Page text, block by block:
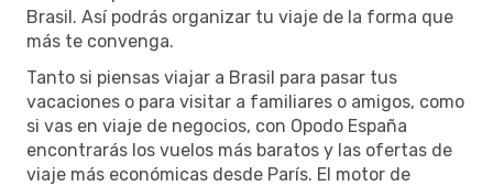
Brasil. Así podrás organizar tu viaje de la forma que
más te convenga.
Tanto si piensas viajar a Brasil para pasar tus
vacaciones o para visitar a familiares o amigos, como
si vas en viaje de negocios, con Opodo España
encontrarás los vuelos más baratos y las ofertas de
viaje más económicas desde París. El motor de